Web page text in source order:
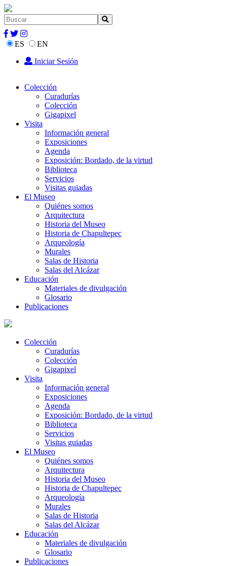
ES
EN
Iniciar Sesión
Colección
Curadurías
Colección
Gigapixel
Visita
Información general
Exposiciones
Agenda
Exposición: Bordado, de la virtud
Biblioteca
Servicios
Visitas guiadas
El Museo
Quiénes somos
Arquitectura
Historia del Museo
Historia de Chapultepec
Arqueología
Murales
Salas de Historia
Salas del Alcázar
Educación
Materiales de divulgación
Glosario
Publicaciones
Colección
Curadurías
Colección
Gigapixel
Visita
Información general
Exposiciones
Agenda
Exposición: Bordado, de la virtud
Biblioteca
Servicios
Visitas guiadas
El Museo
Quiénes somos
Arquitectura
Historia del Museo
Historia de Chapultepec
Arqueología
Murales
Salas de Historia
Salas del Alcázar
Educación
Materiales de divulgación
Glosario
Publicaciones